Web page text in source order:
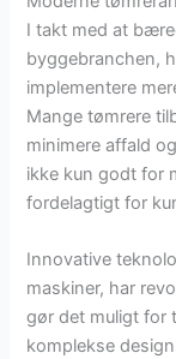
I takt med at
byggebranchen,
implementere
Mange tømrere
minimere affald
ikke kun godt for
fordelagtigt for
Innovative
maskiner, har
gør det muligt for
komplekse